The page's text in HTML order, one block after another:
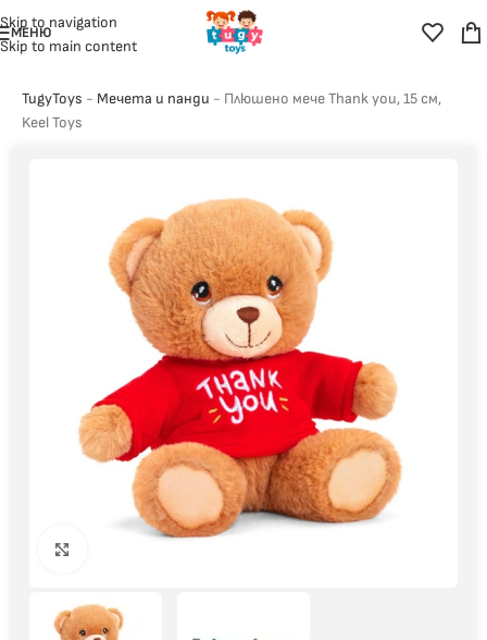
Skip to navigation
Skip to main content
МЕНЮ
TugyToys - Мечета и панди - Плюшено мече Thank you, 15 см,
Keel Toys